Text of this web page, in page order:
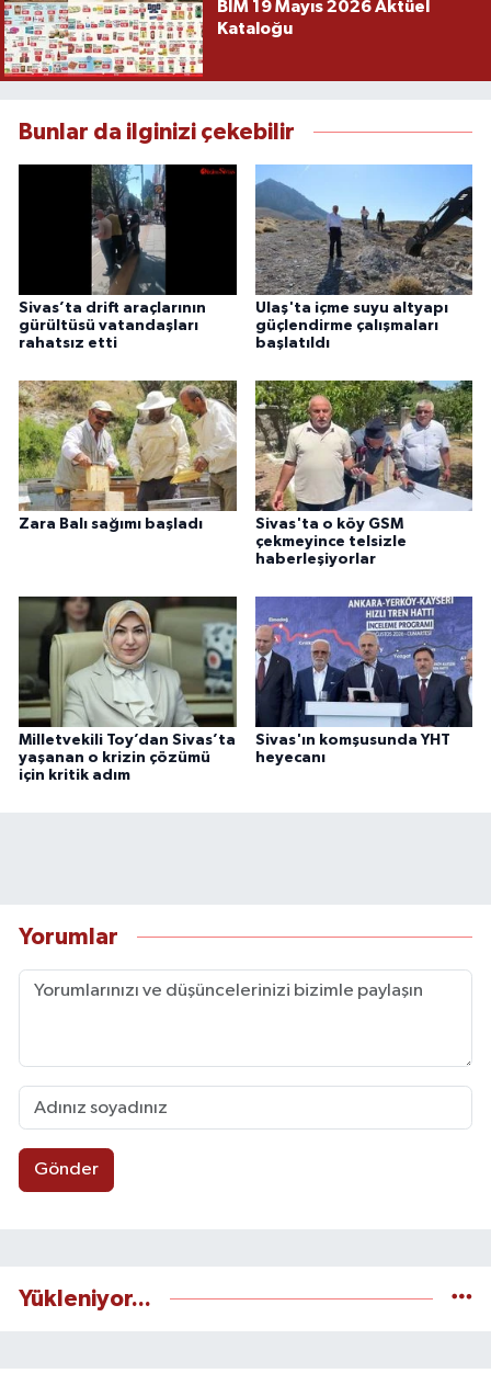
BİM 19 Mayıs 2026 Aktüel
Kataloğu
Bunlar da ilginizi çekebilir
Sivas’ta drift araçlarının
gürültüsü vatandaşları
rahatsız etti
Ulaş'ta içme suyu altyapı
güçlendirme çalışmaları
başlatıldı
Zara Balı sağımı başladı
Sivas'ta o köy GSM
çekmeyince telsizle
haberleşiyorlar
Milletvekili Toy’dan Sivas’ta
yaşanan o krizin çözümü
için kritik adım
Sivas'ın komşusunda YHT
heyecanı
Yorumlar
Gönder
Yükleniyor...